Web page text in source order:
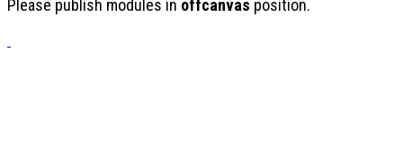
Please publish modules in offcanvas position.